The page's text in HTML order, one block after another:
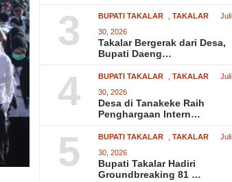
3 BUPATI TAKALAR ,TAKALAR
Juli
30, 2026
Takalar Bergerak dari Desa,
Bupati Daeng…
4 BUPATI TAKALAR ,TAKALAR
Juli
30, 2026
Desa di Tanakeke Raih
Penghargaan Intern…
5 BUPATI TAKALAR ,TAKALAR
Juli
30, 2026
Bupati Takalar Hadiri
Groundbreaking 81 …